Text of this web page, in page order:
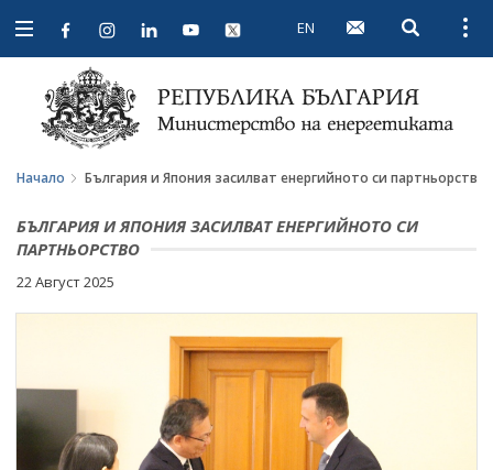
Open
navigation
EN Open
Начало България и Япония засилват енергийното си партньорство
БЪЛГАРИЯ И ЯПОНИЯ ЗАСИЛВАТ ЕНЕРГИЙНОТО СИ
ПАРТНЬОРСТВО
22 Август 2025